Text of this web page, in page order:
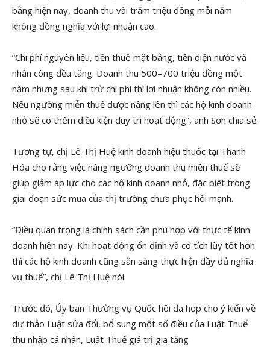
bằng hiện nay, doanh thu vài trăm triệu đồng mỗi năm
không đồng nghĩa với lợi nhuận cao.
“Chi phí nguyên liệu, tiền thuê mặt bằng, tiền điện nước và
nhân công đều tăng. Doanh thu 500–700 triệu đồng một
năm nhưng sau khi trừ chi phí thì lợi nhuận không còn nhiều.
Nếu ngưỡng miễn thuế được nâng lên thì các hộ kinh doanh
nhỏ sẽ có thêm điều kiện duy trì hoạt động”, anh Sơn chia sẻ.
Tương tự, chị Lê Thị Huệ kinh doanh hiệu thuốc tại Thanh
Hóa cho rằng việc nâng ngưỡng doanh thu miễn thuế sẽ
giúp giảm áp lực cho các hộ kinh doanh nhỏ, đặc biệt trong
giai đoạn sức mua của thị trường chưa phục hồi mạnh.
“Điều quan trọng là chính sách cần phù hợp với thực tế kinh
doanh hiện nay. Khi hoạt động ổn định và có tích lũy tốt hơn
thì các hộ kinh doanh cũng sẵn sàng thực hiện đầy đủ nghĩa
vụ thuế”, chị Lê Thị Huệ nói.
Trước đó, Ủy ban Thường vụ Quốc hội đã họp cho ý kiến về
dự thảo Luật sửa đổi, bổ sung một số điều của Luật Thuế
thu nhập cá nhân, Luật Thuế giá trị gia tăng